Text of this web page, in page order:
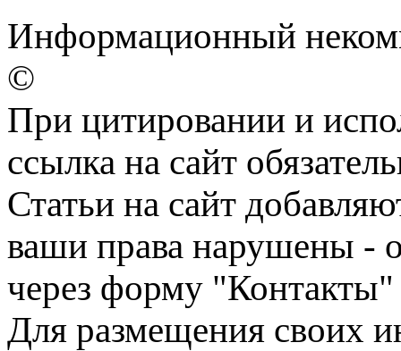
Информационный
©
При цитировании и
ссылка на сайт
Статьи на сайт
ваши права нарушены -
через форму "Контакты"
Для размещения своих